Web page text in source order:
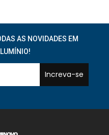
AS NOVIDADES EM
Increva-se